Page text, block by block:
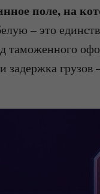
поле, на
– это
таможенного
задержка грузов